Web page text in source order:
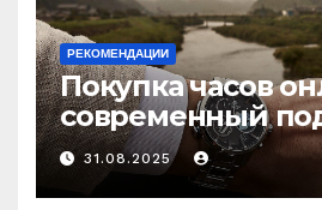
РЕКОМЕНДАЦИИ
Покупка часов
современный
выбору
31.08.2025